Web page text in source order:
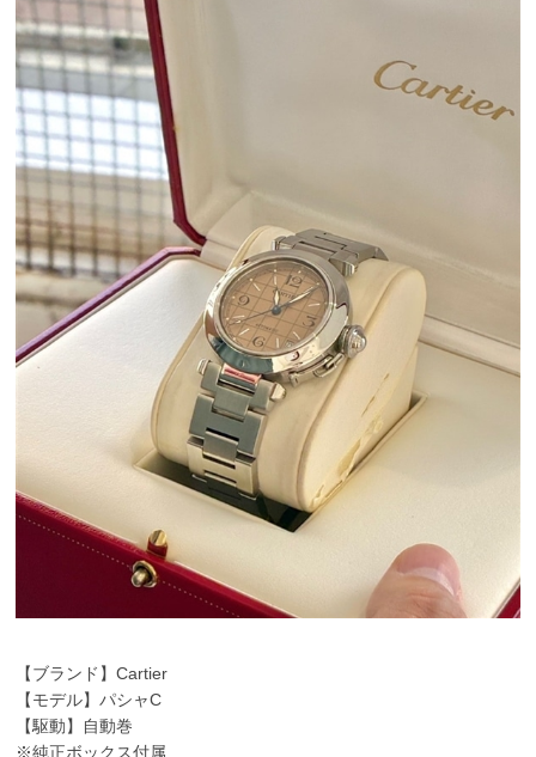
【ブランド】Cartier
【モデル】パシャC
【駆動】自動巻
※純正ボックス付属